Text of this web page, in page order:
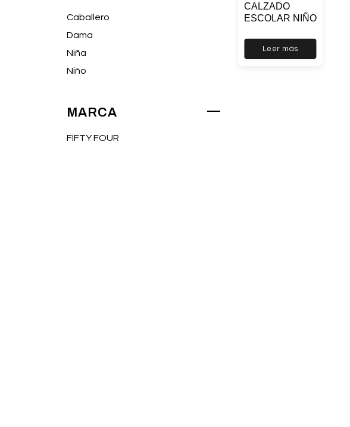
Caballero
Dama
Niña
Niño
MARCA
FIFTY FOUR
Leer más
CALZADO
ESCOLAR NIÑO